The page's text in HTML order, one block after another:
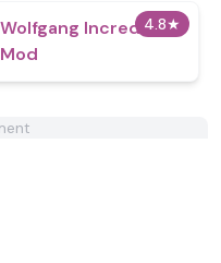
4.8★
Wolfgang Incredibox
Mod